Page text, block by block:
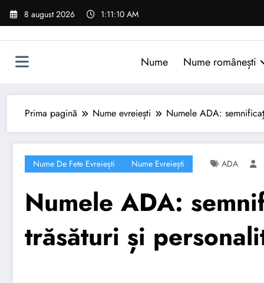
Sari
8 august 2026 1:11:11 AM
Nume Nume românești
Prima pagină Nume evreiești Numele ADA:
Nume De Fete Evreiești Nume Evreiești ADA
Numele ADA:
trăsături și